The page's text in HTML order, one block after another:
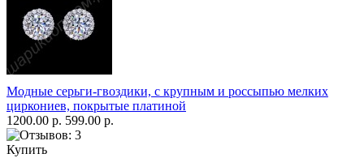
Модные серьги-гвоздики, с крупным и россыпью мелких
циркониев, покрытые платиной
1200.00 р. 599.00 р.
Купить